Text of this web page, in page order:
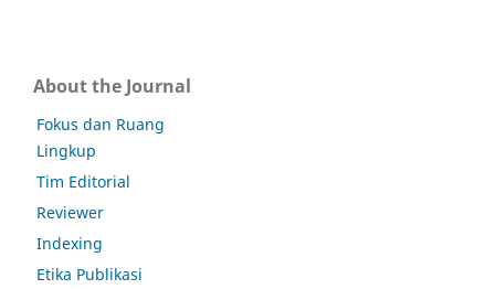
About the Journal
Fokus dan Ruang
Lingkup
Tim Editorial
Reviewer
Indexing
Etika Publikasi